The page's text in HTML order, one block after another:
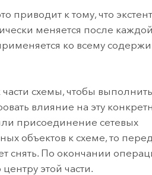
приводит к тому, что экстент
меняется после
ко всему
схемы, чтобы
влияние на эту
присоединение сетевых
объектов к схеме, то
снять. По окончании
этой части.